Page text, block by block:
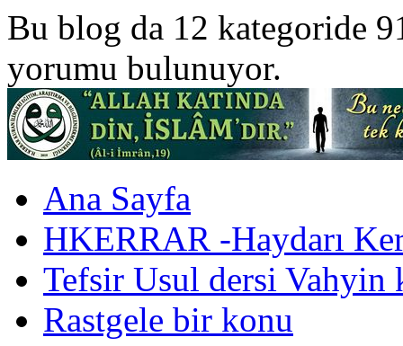
Bu blog da 12 kategoride
yorumu bulunuyor.
Ana Sayfa
HKERRAR -Haydarı
Tefsir Usul dersi Vahyin
Rastgele bir konu